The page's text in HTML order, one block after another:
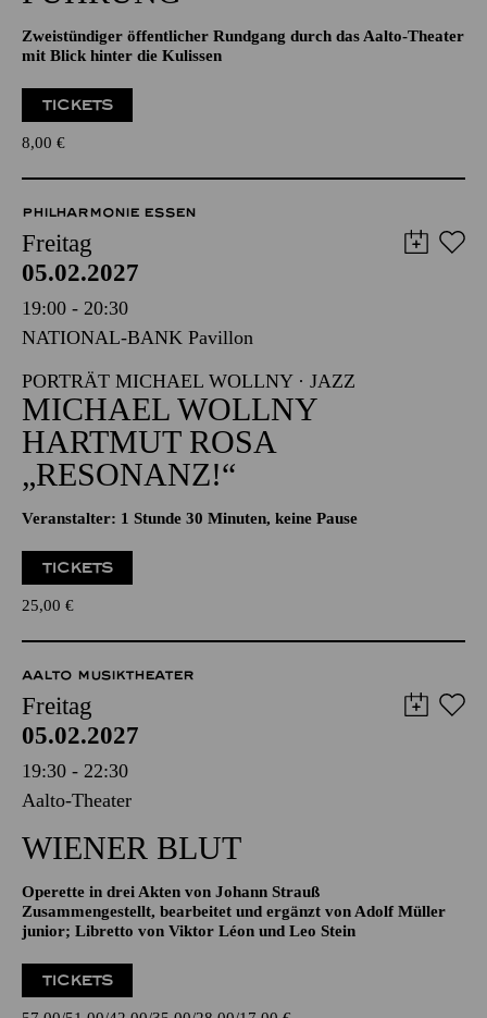
ÖFFENTLICHE THEATER­
FÜHRUNG
Zweistündiger öffentlicher Rundgang durch das Aalto-Theater
mit Blick hinter die Kulissen
8,00 €
PHILHARMONIE ESSEN
Freitag
05.02.2027
19:00 - 20:30
NATIONAL-BANK Pavillon
PORTRÄT MICHAEL WOLLNY · JAZZ
MICHAEL WOLLNY
HARTMUT ROSA
Veranstalter: 1 Stunde 30 Minuten, keine Pause
25,00€
AALTO MUSIKTHEATER
Freitag
05.02.2027
19:30 - 22:30
WIENER BLUT
Zusammengestellt, bearbeitet und ergänzt von Adolf Müller
junior; Libretto von Viktor Léon und Leo Stein